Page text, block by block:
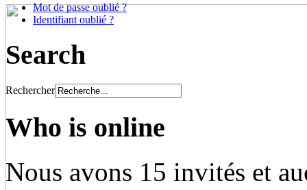
Mot de passe oublié ?
Identifiant oublié ?
Search
Rechercher
Who is online
Nous avons 15 invités et